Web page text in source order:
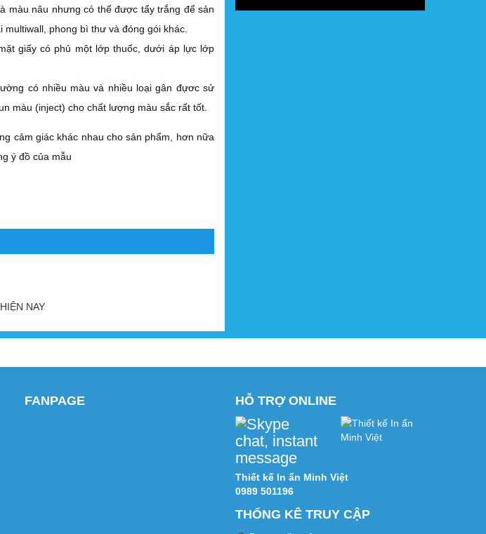
màu nâu nhưng có thể được tẩy trắng để sản
multiwall, phong bì thư và đóng gói khác.
giấy có phủ một lớp thuốc, dưới áp lực lớp
có nhiều màu và nhiều loại gân đựơc sử
màu (inject) cho chất lượng màu sắc rất tốt.
cảm giác khác nhau cho sản phẩm, hơn nữa
ý đồ của mẫu
NAY
FANPAGE HỖ TRỢ ONLINE
Thiết kế In ấn Minh Việt
0989 501196
THỐNG KÊ TRUY CẬP